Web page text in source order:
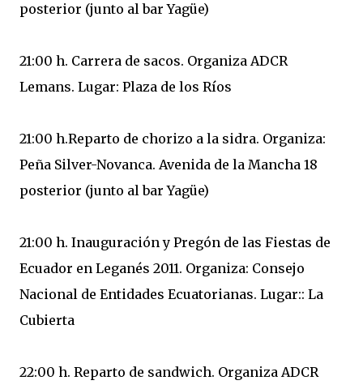
posterior (junto al bar Yagüe)
21:00 h. Carrera de sacos. Organiza ADCR
Lemans. Lugar: Plaza de los Ríos
21:00 h.Reparto de chorizo a la sidra. Organiza:
Peña Silver-Novanca. Avenida de la Mancha 18
posterior (junto al bar Yagüe)
21:00 h. Inauguración y Pregón de las Fiestas de
Ecuador en Leganés 2011. Organiza: Consejo
Nacional de Entidades Ecuatorianas. Lugar:: La
Cubierta
22:00 h. Reparto de sandwich. Organiza ADCR